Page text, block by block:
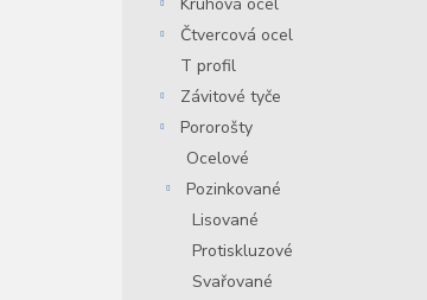
Čtvercová ocel
T profil
Závitové tyče
Pororošty
Ocelové
Pozinkované
Lisované
Protiskluzové
Svařované